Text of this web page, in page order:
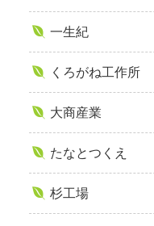
一生紀
くろがね工作所
大商産業
たなとつくえ
杉工場